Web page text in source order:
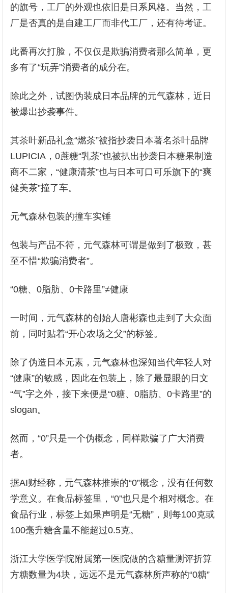
的旗号，工厂的外观也依旧是日系风格。当然，工
厂是否真的是自建工厂而非代工厂，还有待考证。
此番再次打脸，不仅仅是欺骗消费者那么简单，更
多有了“玩弄”消费者的成分在。
除此之外，试图伪装成日本品牌的元气森林，近日
被爆出抄袭事件。
其茶叶新品礼盒“燃茶”被指抄袭日本著名茶叶品牌
LUPICIA，0蔗糖“乳茶”也被扒出抄袭日本糖果制造
商不二家，“健康清茶”也与日本可口可乐旗下的“爽
健美茶”撞了车。
元气森林包装的撞车实锤
包装与产品不符，元气森林可谓是做到了极致，甚
至不惜“欺骗消费者”。
“0糖、0脂肪、0卡路里”≠健康
一时间，元气森林的创始人唐彬森也走到了大众面
前，同时贴着“开心农场之父”的标签。
除了伪造日本元素，元气森林也深知当代年轻人对
“健康”的敏感，因此在包装上，除了最显眼的日文
“气”字之外，接下来便是“0糖、0脂肪、0卡路里”的
slogan。
然而，“0”只是一个伪概念，同样欺骗了广大消费
者。
据AI财经称，元气森林推崇的“0”概念，没有任何数
学意义。在食品标签里，“0”也只是个相对概念。在
食品行业，标签上如果声明是“无糖”，则每100克或
100毫升糖含量不能超过0.5克。
浙江大学医学院附属第一医院做的含糖量测评折算
方糖数量为4块，远远不是元气森林所声称的“0糖”